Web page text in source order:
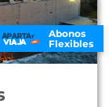
Abonos
Flexibles